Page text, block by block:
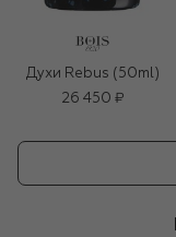
Духи Rebus (50ml)
26 450 ₽